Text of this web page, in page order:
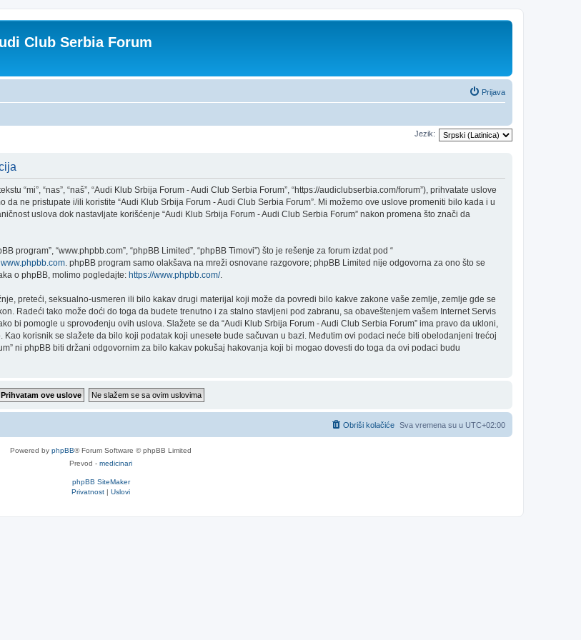
Club Serbia Forum
Prijava
Jezik:
“mi”, “nas”, “naš”, “Audi Klub Srbija Forum - Audi Club Serbia Forum”, “https://audiclubserbia.com/forum”), prihvatate uslove
ne pristupate i/ili koristite “Audi Klub Srbija Forum - Audi Club Serbia Forum”. Mi možemo ove uslove promeniti bilo kada i u
uslova dok nastavljate korišćenje “Audi Klub Srbija Forum - Audi Club Serbia Forum” nakon promena što znači da
program”, “www.phpbb.com”, “phpBB Limited”, “phpBB Timovi”) što je rešenje za forum izdat pod “
www.phpbb.com. phpBB program samo olakšava na mreži osnovane razgovore; phpBB Limited nije odgovorna za ono što se
o phpBB, molimo pogledajte: https://www.phpbb.com/.
preteći, seksualno-usmeren ili bilo kakav drugi materijal koji može da povredi bilo kakve zakone vaše zemlje, zemlje gde se
Radeći tako može doći do toga da budete trenutno i za stalno stavljeni pod zabranu, sa obaveštenjem vašem Internet Servis
bi pomogle u sprovođenju ovih uslova. Slažete se da “Audi Klub Srbija Forum - Audi Club Serbia Forum” ima pravo da ukloni,
korisnik se slažete da bilo koji podatak koji unesete bude sačuvan u bazi. Međutim ovi podaci neće biti obelodanjeni trećoj
ni phpBB biti držani odgovornim za bilo kakav pokušaj hakovanja koji bi mogao dovesti do toga da ovi podaci budu
Sva vremena su u UTC+02:00
Obriši kolačiće
Powered by phpBB® Forum Software © phpBB Limited
Prevod - medicinari
phpBB SiteMaker
Privatnost | Uslovi